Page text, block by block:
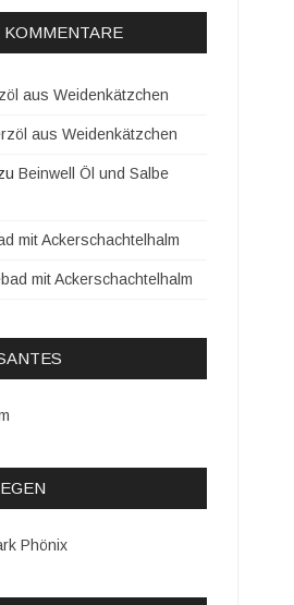
KOMMENTARE
aus Weidenkätzchen
aus Weidenkätzchen
Beinwell Öl und Salbe
mit Ackerschachtelhalm
mit Ackerschachtelhalm
Phönix